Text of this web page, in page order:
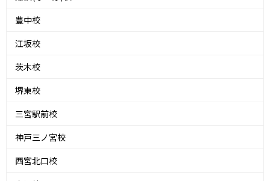
豊中校
江坂校
茨木校
堺東校
三宮駅前校
神戸三ノ宮校
西宮北口校